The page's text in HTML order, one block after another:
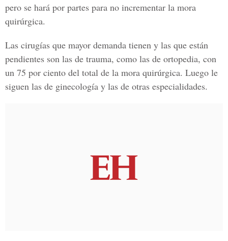
pero se hará por partes para no incrementar la mora
quirúrgica.
Las cirugías que mayor demanda tienen y las que están
pendientes son las de trauma, como las de ortopedia, con
un 75 por ciento del total de la mora quirúrgica. Luego le
siguen las de ginecología y las de otras especialidades.